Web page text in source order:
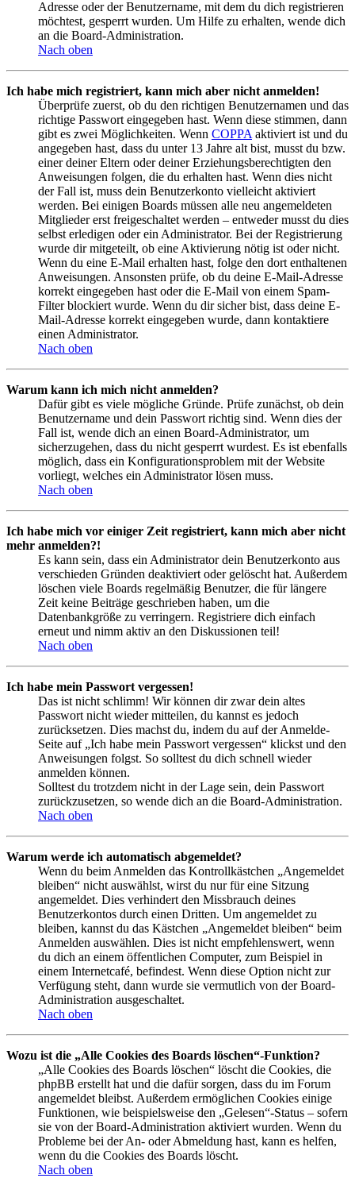
Adresse oder der Benutzername, mit dem du dich registrieren
möchtest, gesperrt wurden. Um Hilfe zu erhalten, wende dich
an die Board-Administration.
Nach oben
Ich habe mich registriert, kann mich aber nicht anmelden!
Überprüfe zuerst, ob du den richtigen Benutzernamen und das
richtige Passwort eingegeben hast. Wenn diese stimmen, dann
gibt es zwei Möglichkeiten. Wenn COPPA aktiviert ist und du
angegeben hast, dass du unter 13 Jahre alt bist, musst du bzw.
einer deiner Eltern oder deiner Erziehungsberechtigten den
Anweisungen folgen, die du erhalten hast. Wenn dies nicht
der Fall ist, muss dein Benutzerkonto vielleicht aktiviert
werden. Bei einigen Boards müssen alle neu angemeldeten
Mitglieder erst freigeschaltet werden – entweder musst du dies
selbst erledigen oder ein Administrator. Bei der Registrierung
wurde dir mitgeteilt, ob eine Aktivierung nötig ist oder nicht.
Wenn du eine E-Mail erhalten hast, folge den dort enthaltenen
Anweisungen. Ansonsten prüfe, ob du deine E-Mail-Adresse
korrekt eingegeben hast oder die E-Mail von einem Spam-
Filter blockiert wurde. Wenn du dir sicher bist, dass deine E-
Mail-Adresse korrekt eingegeben wurde, dann kontaktiere
einen Administrator.
Nach oben
Warum kann ich mich nicht anmelden?
Dafür gibt es viele mögliche Gründe. Prüfe zunächst, ob dein
Benutzername und dein Passwort richtig sind. Wenn dies der
Fall ist, wende dich an einen Board-Administrator, um
sicherzugehen, dass du nicht gesperrt wurdest. Es ist ebenfalls
möglich, dass ein Konfigurationsproblem mit der Website
vorliegt, welches ein Administrator lösen muss.
Nach oben
Ich habe mich vor einiger Zeit registriert, kann mich aber nicht
mehr anmelden?!
Es kann sein, dass ein Administrator dein Benutzerkonto aus
verschieden Gründen deaktiviert oder gelöscht hat. Außerdem
löschen viele Boards regelmäßig Benutzer, die für längere
Zeit keine Beiträge geschrieben haben, um die
Datenbankgröße zu verringern. Registriere dich einfach
erneut und nimm aktiv an den Diskussionen teil!
Nach oben
Ich habe mein Passwort vergessen!
Das ist nicht schlimm! Wir können dir zwar dein altes
Passwort nicht wieder mitteilen, du kannst es jedoch
zurücksetzen. Dies machst du, indem du auf der Anmelde-
Seite auf „Ich habe mein Passwort vergessen“ klickst und den
Anweisungen folgst. So solltest du dich schnell wieder
anmelden können.
Solltest du trotzdem nicht in der Lage sein, dein Passwort
zurückzusetzen, so wende dich an die Board-Administration.
Nach oben
Warum werde ich automatisch abgemeldet?
Wenn du beim Anmelden das Kontrollkästchen „Angemeldet
bleiben“ nicht auswählst, wirst du nur für eine Sitzung
angemeldet. Dies verhindert den Missbrauch deines
Benutzerkontos durch einen Dritten. Um angemeldet zu
bleiben, kannst du das Kästchen „Angemeldet bleiben“ beim
Anmelden auswählen. Dies ist nicht empfehlenswert, wenn
du dich an einem öffentlichen Computer, zum Beispiel in
einem Internetcafé, befindest. Wenn diese Option nicht zur
Verfügung steht, dann wurde sie vermutlich von der Board-
Administration ausgeschaltet.
Nach oben
Wozu ist die „Alle Cookies des Boards löschen“-Funktion?
„Alle Cookies des Boards löschen“ löscht die Cookies, die
phpBB erstellt hat und die dafür sorgen, dass du im Forum
angemeldet bleibst. Außerdem ermöglichen Cookies einige
Funktionen, wie beispielsweise den „Gelesen“-Status – sofern
sie von der Board-Administration aktiviert wurden. Wenn du
Probleme bei der An- oder Abmeldung hast, kann es helfen,
wenn du die Cookies des Boards löscht.
Nach oben